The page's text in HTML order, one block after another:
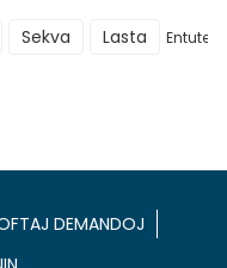
Sekva Lasta
Entute
DEMANDOJ